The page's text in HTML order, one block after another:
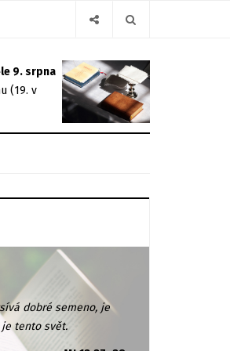
9. srpna
(19. v
dobré semeno, je
tento svět.